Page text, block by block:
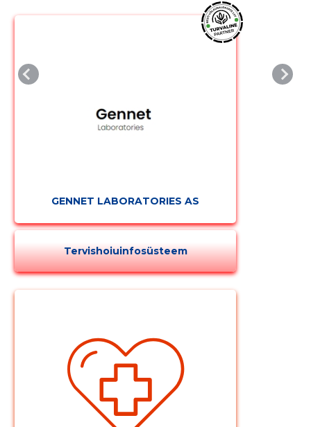
GENNET LABORATORIES AS
Tervishoiuinfosüsteem